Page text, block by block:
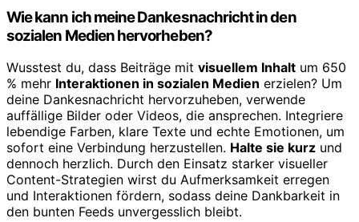
Wie kann ich meine Dankesnachricht in den
sozialen Medien hervorheben?
Wusstest du, dass Beiträge mit visuellem Inhalt um 650
% mehr Interaktionen in sozialen Medien erzielen? Um
deine Dankesnachricht hervorzuheben, verwende
auffällige Bilder oder Videos, die ansprechen. Integriere
lebendige Farben, klare Texte und echte Emotionen, um
sofort eine Verbindung herzustellen. Halte sie kurz und
dennoch herzlich. Durch den Einsatz starker visueller
Content-Strategien wirst du Aufmerksamkeit erregen
und Interaktionen fördern, sodass deine Dankbarkeit in
den bunten Feeds unvergesslich bleibt.